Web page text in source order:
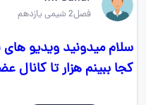
فصل2 شیمی یازدهم
کجا ببینم هزار تا کانال